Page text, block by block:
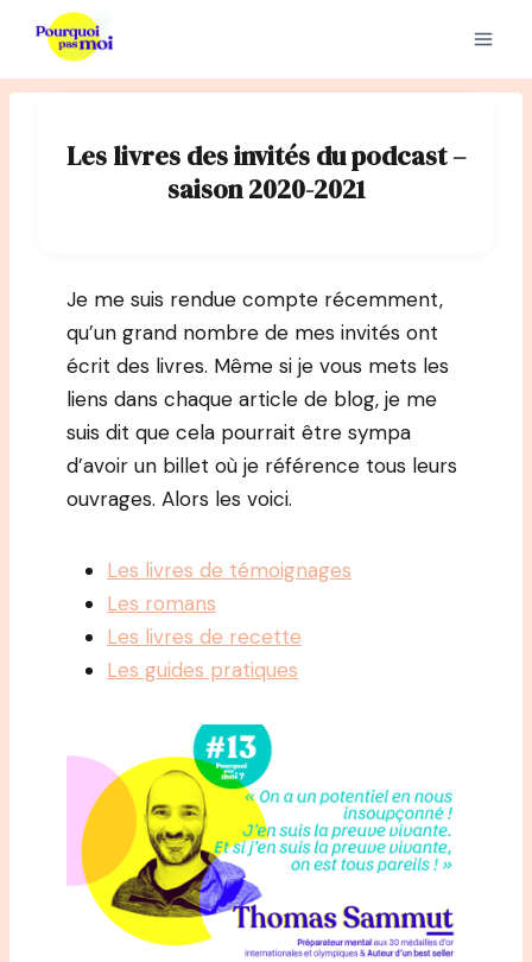
contenu
Les livres des invités du podcast –
saison 2020-2021
Je me suis rendue compte récemment,
qu’un grand nombre de mes invités ont
écrit des livres. Même si je vous mets les
liens dans chaque article de blog, je me
suis dit que cela pourrait être sympa
d’avoir un billet où je référence tous leurs
ouvrages. Alors les voici.
Les livres de témoignages
Les romans
Les livres de recette
Les guides pratiques